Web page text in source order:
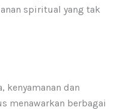
spiritual yang tak
kenyamanan dan
menawarkan berbagai